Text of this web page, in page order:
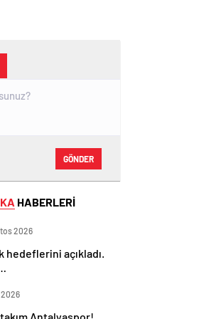
GÖNDER
HABERLERİ
2026
hedeflerini açıkladı.